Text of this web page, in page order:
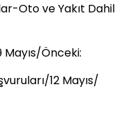
Oto ve Yakıt Dahil
Mayıs/Önceki:
12 Mayıs/